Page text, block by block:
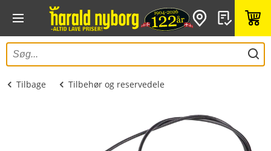
Tilbage Tilbehør og reservedele